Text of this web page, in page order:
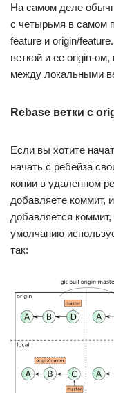
На самом деле
с четырьмя в самом
feature и origin/
веткой и ее origin-
между локальными
Rebase ветки с
Если вы хотите
начать с ребейза
копии в удаленном
добавляете коммит,
добавляется
умолчанию
так: